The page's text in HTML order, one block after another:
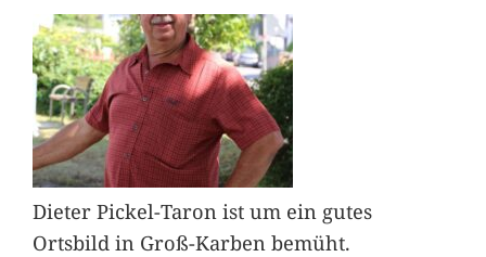
Dieter Pickel-Taron ist um ein gutes
Ortsbild in Groß-Karben bemüht.